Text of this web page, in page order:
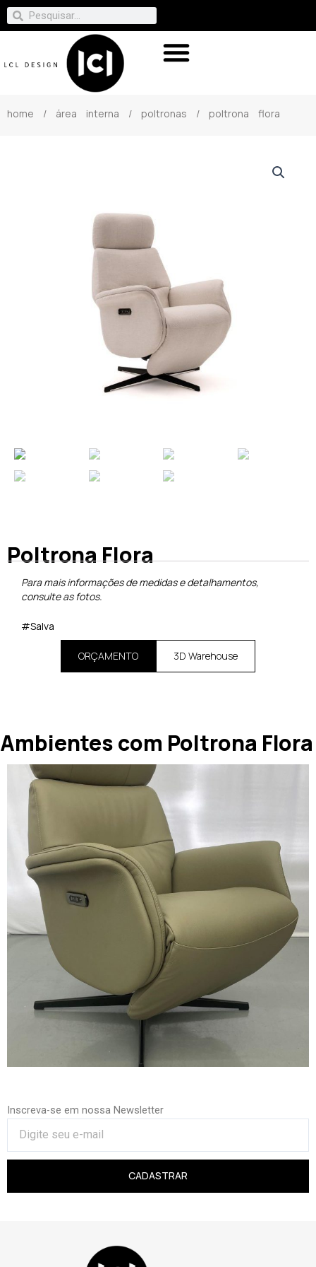
home / área interna / poltronas / poltrona flora
Poltrona Flora
Para mais informações de medidas e detalhamentos,
consulte as fotos.
#Salva
ORÇAMENTO 3D Warehouse
Ambientes com Poltrona Flora
Inscreva-se em nossa Newsletter
CADASTRAR